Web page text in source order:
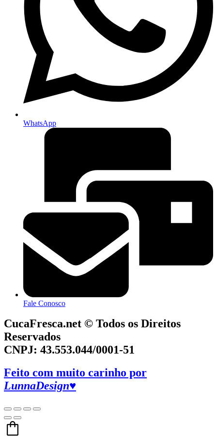
WhatsApp
Fale Conosco
CucaFresca.net © Todos os Direitos
Reservados
CNPJ: 43.553.044/0001-51
Feito com muito carinho por
LunnaDesign♥